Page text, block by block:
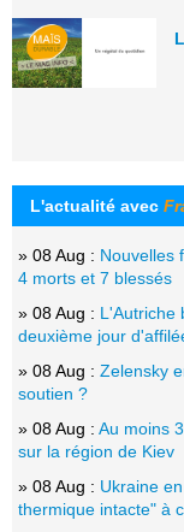
L'actualité avec
» 08 Aug : Nouvelles
4 morts et 7 blessés
» 08 Aug : L'Autriche
deuxième jour
» 08 Aug : Zelensky
soutien ?
» 08 Aug : Au moins
sur la région de Kiev
» 08 Aug : Ukraine
thermique intacte" à